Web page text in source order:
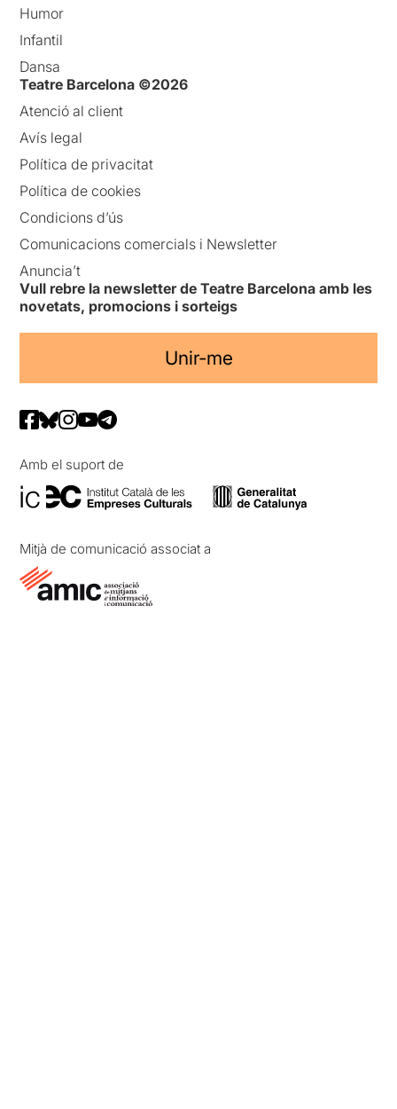
Humor
Infantil
Dansa
Teatre Barcelona ©2026
Atenció al client
Avís legal
Política de privacitat
Política de cookies
Condicions d’ús
Comunicacions comercials i Newsletter
Anuncia’t
Vull rebre la newsletter de Teatre Barcelona amb les
novetats, promocions i sorteigs
Unir-me
Amb el suport de
Mitjà de comunicació associat a